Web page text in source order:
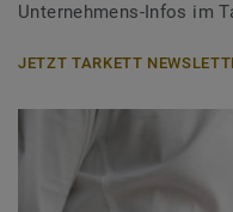
Unternehmens-Infos im
JETZT TARKETT